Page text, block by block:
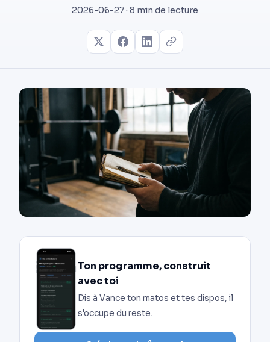
2026-06-27 · 8 min de lecture
Ton programme, construit
avec toi
Dis à Vance ton matos et tes dispos, il
s'occupe du reste.